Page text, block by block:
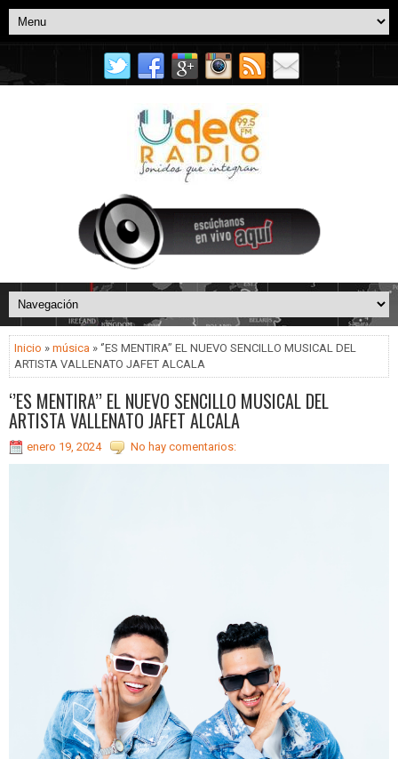
Inicio » música » ‘’ES MENTIRA’’ EL NUEVO SENCILLO MUSICAL DEL
ARTISTA VALLENATO JAFET ALCALA
‘’ES MENTIRA’’ EL NUEVO SENCILLO MUSICAL DEL
ARTISTA VALLENATO JAFET ALCALA
enero 19, 2024 No hay comentarios: